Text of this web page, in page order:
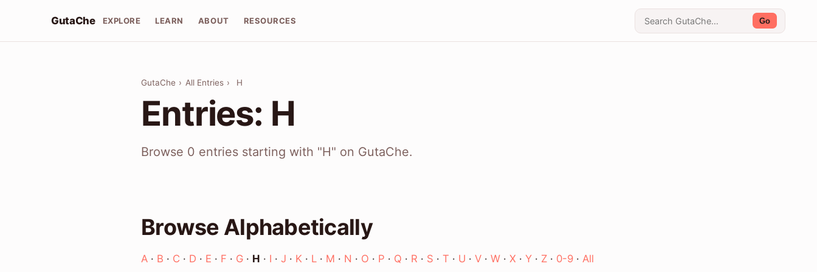
GutaChe EXPLORE LEARN ABOUT RESOURCES Go
GutaChe › All Entries › H
Entries: H
Browse 0 entries starting with "H" on GutaChe.
Browse Alphabetically
A · B · C · D · E · F · G · H · I · J · K · L · M · N · O · P · Q · R · S · T · U · V · W · X · Y · Z · 0-9 · All